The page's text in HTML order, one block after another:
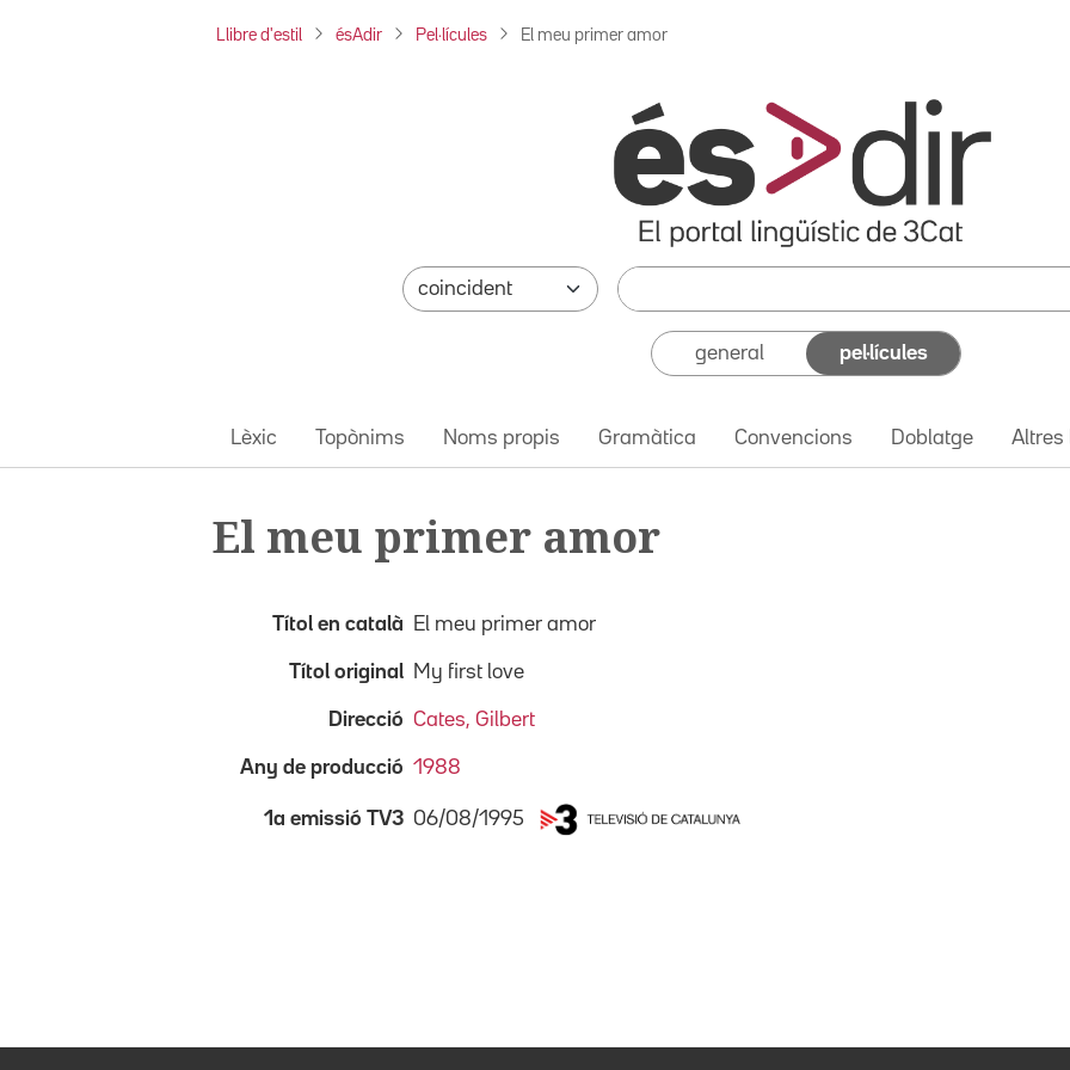
Llibre d'estil ésAdir Pel·lícules El meu primer amor
general pel·lícules
Lèxic Topònims Noms propis Gramàtica Convencions Doblatge Altres
El meu primer amor
Títol en català El meu primer amor
Títol original My first love
Direcció Cates, Gilbert
Any de producció 1988
1a emissió TV3 06/08/1995